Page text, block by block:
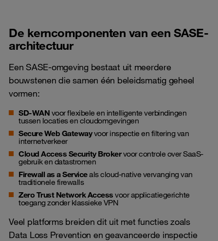
De kerncomponenten van een SASE-
architectuur
Een SASE-omgeving bestaat uit meerdere
bouwstenen die samen één beleidsmatig geheel
vormen:
SD-WAN voor flexibele en intelligente verbindingen
tussen locaties en cloudomgevingen
Secure Web Gatewayvoor inspectie en filtering van
internetverkeer
Cloud Access Security Brokervoor controle over SaaS-
gebruik en datastromen
Firewall as a Serviceals cloud-native vervanging van
traditionele firewalls
Zero Trust Network Access voor applicatiegerichte
toegang zonder klassieke VPN
Veel platforms breiden dit uit met functies zoals
Data Loss Prevention en geavanceerde inspectie